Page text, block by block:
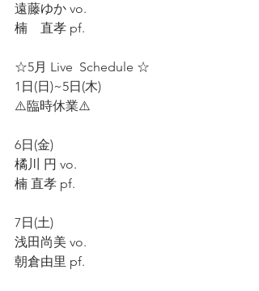
遠藤ゆか vo.
楠　直孝 pf.
☆5月 Live  Schedule ☆
1日(日)~5日(木)
⚠️臨時休業⚠️
6日(金)
橘川 円 vo.
楠 直孝 pf.
7日(土)
浅田尚美 vo.
朝倉由里 pf.